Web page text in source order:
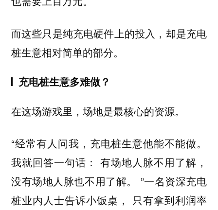
而这些只是纯充电硬件上的投入，却是充电
桩生意相对简单的部分。
充电桩生意多难做？
在这场游戏里，场地是最核心的资源。
“经常有人问我，充电桩生意他能不能做。
我就回答一句话： 有场地人脉不用了解，
没有场地人脉也不用了解。 ”一名资深充电
桩业内人士告诉小饭桌， 只有拿到利润率